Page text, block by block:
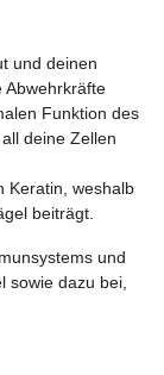
und deinen
Abwehrkräfte
Funktion des
deine Zellen
Keratin, weshalb
beiträgt.
und
sowie dazu bei,